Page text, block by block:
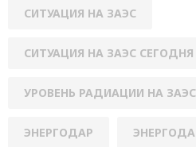
СИТУАЦИЯ НА ЗАЭС
СИТУАЦИЯ НА ЗАЭС СЕГОДНЯ
УРОВЕНЬ РАДИАЦИИ НА ЗАЭС
ЭНЕРГОДАР